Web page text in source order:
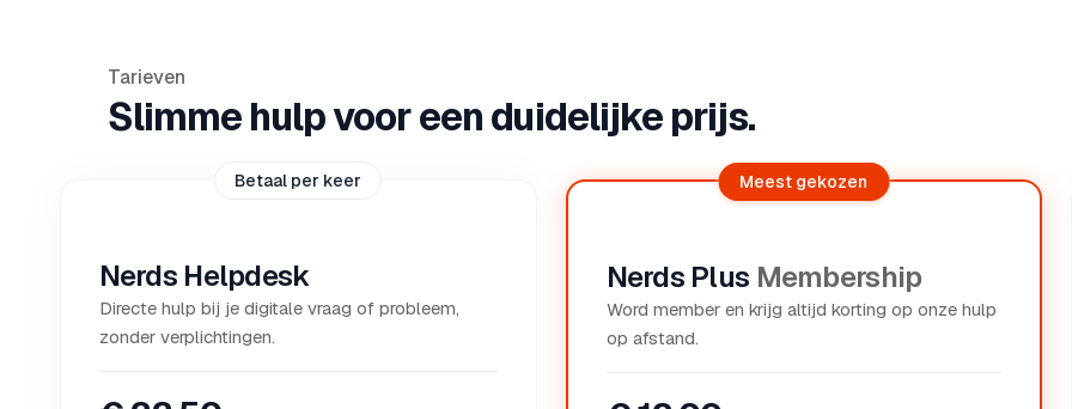
Tarieven
Slimme hulp voor een duidelijke prijs.
Nerds Helpdesk
Directe hulp bij je digitale vraag of probleem,
zonder verplichtingen.
Betaal per keer
Nerds Plus Membership
Word member en krijg altijd korting op onze hulp
op afstand.
Meest gekozen